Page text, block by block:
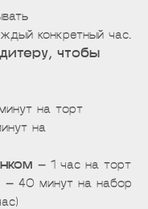
конкретный час.
чтобы
на торт
на
— 1 час на торт
— 40 минут на набор